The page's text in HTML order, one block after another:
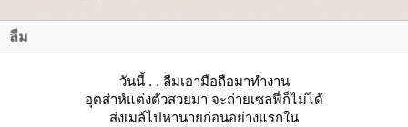
ลืม
วันนี้ . . ลืมเอามือถือมาทำงาน
อุตส่าห์แต่งตัวสวยมา จะถ่ายเซลฟี่ก็ไม่ได้
ส่งเมล์ไปหานายก่อนอย่างแรกใน